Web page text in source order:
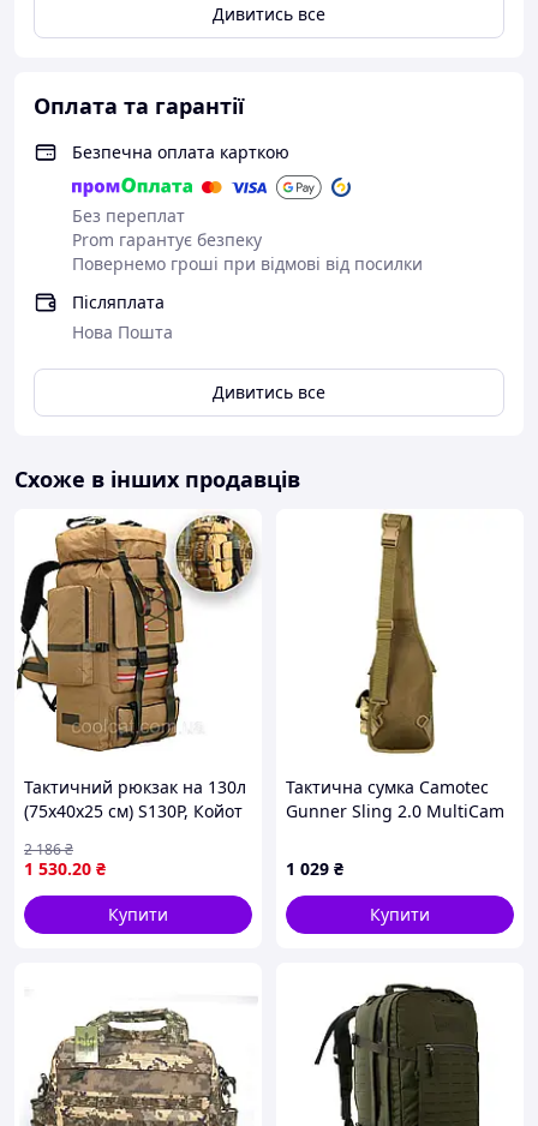
Дивитись все
Оплата та гарантії
Безпечна оплата карткою
Без переплат
Prom гарантує безпеку
Повернемо гроші при відмові від посилки
Післяплата
Нова Пошта
Дивитись все
Схоже в інших продавців
Тактичний рюкзак на 130л
(75х40х25 см) S130P, Койот
Туристичний портфель
1 530.20 ₴
2 186₴
Купити
Тактична сумка Camotec
Gunner Sling 2.0 MultiCam
1 029 ₴
Купити